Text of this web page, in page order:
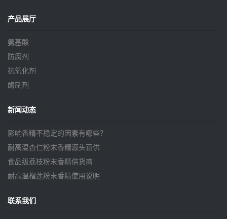
产品展厅
氨基酸
防腐剂
抗氧化剂
酶制剂
新闻动态
影响香精不稳定的因素有哪些？
耐高温杏仁粉末香精源头直供
食品级荔枝粉末香精供货商
耐高温榴莲粉末香精使用说明
联系我们